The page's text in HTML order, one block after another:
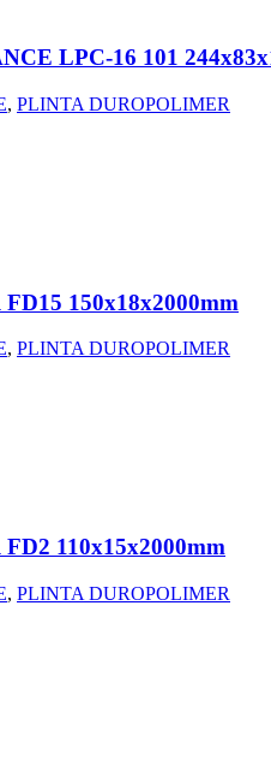
LPC-16 101
, PLINTA DUROPOLIMER
150x18x2000mm
, PLINTA DUROPOLIMER
110x15x2000mm
, PLINTA DUROPOLIMER